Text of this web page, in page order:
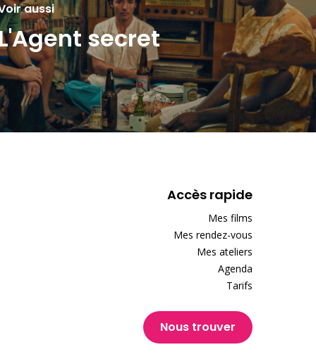
aussi
secret
Accès rapide
Mes films
Mes rendez-vous
Mes ateliers
Agenda
Tarifs
Nous trouver